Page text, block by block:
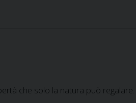
che solo la natura può regalare.